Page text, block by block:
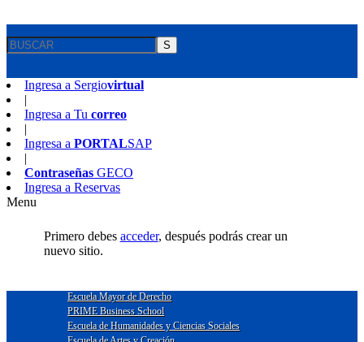
S
Ingresa a Sergiovirtual
|
Ingresa a Tu correo
|
Ingresa a PORTALSAP
|
Contraseñas GECO
Ingresa a Reservas
Menu
Primero debes acceder, después podrás crear un
nuevo sitio.
Escuela Mayor de Derecho
PRIME Business School
Escuela de Humanidades y Ciencias Sociales